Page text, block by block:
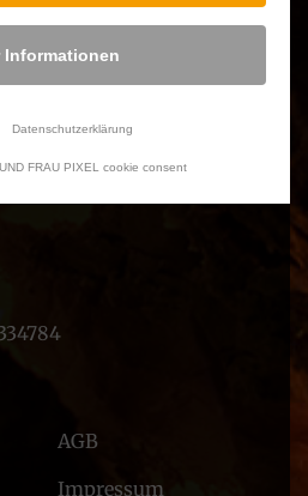
AGB
Impressum
Informationen
Datenschutzerklärung
FRAU PIXEL cookie consent